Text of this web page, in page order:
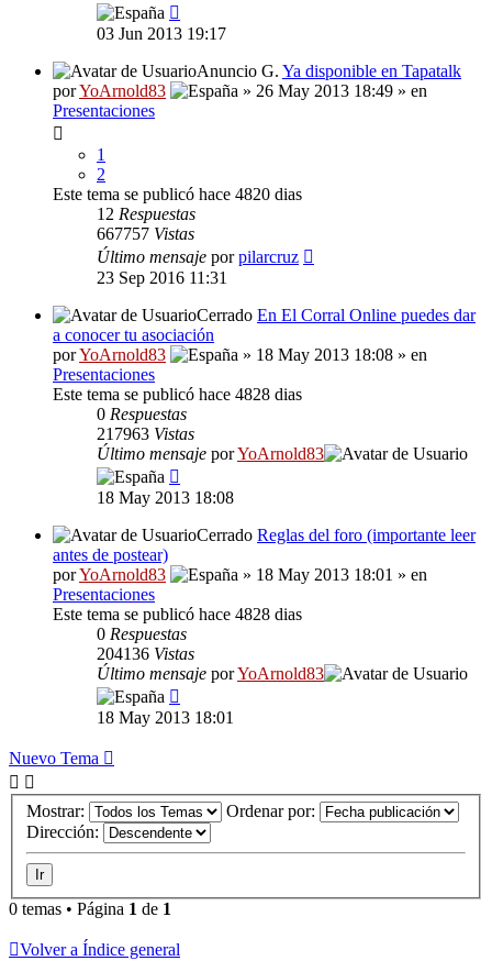
03 Jun 2013 19:17
Anuncio G. Ya disponible en Tapatalk
porYoArnold83
» 26 May 2013 18:49 » en
Presentaciones
1
2
Este tema se publicó hace 4820 dias
12 Respuestas
667757 Vistas
Último mensaje porpilarcruz
23 Sep 2016 11:31
Cerrado En El Corral Online puedes dar
a conocer tu asociación
porYoArnold83
» 18 May 2013 18:08 » en
Presentaciones
Este tema se publicó hace 4828 dias
0 Respuestas
217963 Vistas
Último mensaje porYoArnold83
18 May 2013 18:08
Cerrado Reglas del foro (importante leer
antes de postear)
porYoArnold83
» 18 May 2013 18:01 » en
Presentaciones
Este tema se publicó hace 4828 dias
0 Respuestas
204136 Vistas
Último mensaje porYoArnold83
18 May 2013 18:01
Nuevo Tema
Mostrar:
Ordenar por:
Dirección:
0 temas • Página 1 de 1
Volver a Índice general